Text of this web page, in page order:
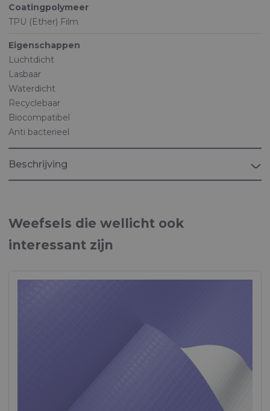
Coatingpolymeer
TPU (Ether) Film
Eigenschappen
Luchtdicht
Lasbaar
Waterdicht
Recyclebaar
Biocompatibel
Anti bacterieel
Beschrijving
Weefsels die wellicht ook
interessant zijn